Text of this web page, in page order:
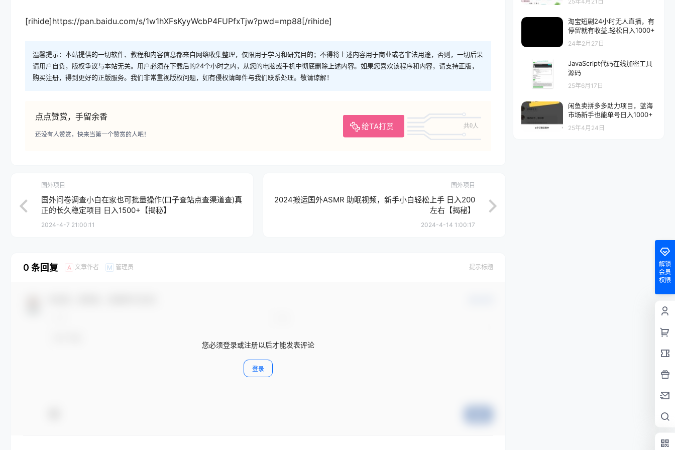
[rihide]https://pan.baidu.com/s/1w1hXFsKyyWcbP4FUPfxTjw?pwd=mp88[/rihide]
温馨提示：本站提供的一切软件、教程和内容信息都来自网络收集整理，仅限用于学习和研究目的；不得将上述内容用于商业或者非法用途，否则，一切后果
请用户自负，版权争议与本站无关。用户必须在下载后的24个小时之内，从您的电脑或手机中彻底删除上述内容。如果您喜欢该程序和内容，请支持正版，
购买注册，得到更好的正版服务。我们非常重视版权问题，如有侵权请邮件与我们联系处理。敬请谅解！
点点赞赏，手留余香
给TA打赏 共0人
还没有人赞赏，快来当第一个赞赏的人吧！
国外项目
国外问卷调查小白在家也可批量操作(口子查站点查渠道查)真
正的长久稳定项目 日入1500+【揭秘】
2024-4-7 21:00:11
国外项目
2024搬运国外ASMR 助眠视频，新手小白轻松上手 日入200
左右【揭秘】
2024-4-14 1:00:17
0 条回复 A 文章作者 M 管理员 提示标题
您必须登录或注册以后才能发表评论
登录
淘宝短剧24小时无人直播，有
停留就有收益,轻松日入1000+
24年2月27日
JavaScript代码在线加密工具
源码
25年6月17日
闲鱼卖拼多多助力项目，蓝海
市场新手也能单号日入1000+
25年4月24日
解锁
会员
权限